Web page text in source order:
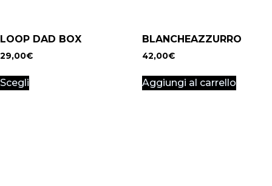
LOOP DAD BOX
29,00€
Scegli
BLANCHEAZZURRO
42,00€
Aggiungi al carrello